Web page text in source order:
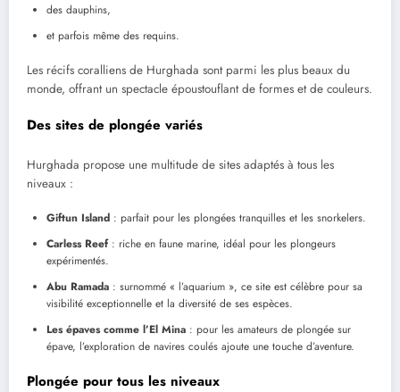
des dauphins,
et parfois même des requins.
Les récifs coralliens de Hurghada sont parmi les plus beaux du
monde, offrant un spectacle époustouflant de formes et de couleurs.
Des sites de plongée variés
Hurghada propose une multitude de sites adaptés à tous les
niveaux :
Giftun Island : parfait pour les plongées tranquilles et les snorkelers.
Carless Reef: riche en faune marine, idéal pour les plongeurs
expérimentés.
Abu Ramada : surnommé « l’aquarium », ce site est célèbre pour sa
visibilité exceptionnelle et la diversité de ses espèces.
Les épaves comme l’El Mina : pour les amateurs de plongée sur
épave, l’exploration de navires coulés ajoute une touche d’aventure.
Plongée pour tous les niveaux